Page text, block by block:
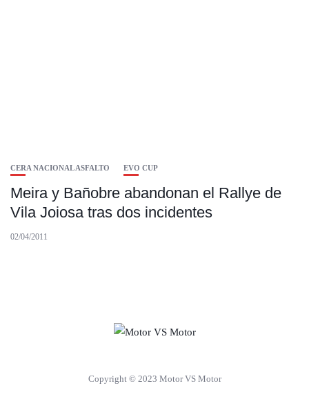
CERA NACIONAL ASFALTO EVO CUP
Meira y Bañobre abandonan el Rallye de
Vila Joiosa tras dos incidentes
02/04/2011
Copyright © 2023 Motor VS Motor